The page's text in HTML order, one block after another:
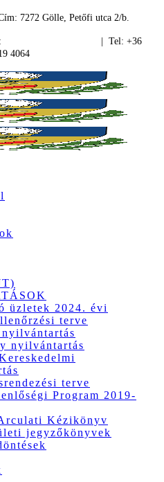
7272 Gölle, Petőfi utca 2/b.
| Tel: +36
4064
üzletek 2024. évi
terve
nyilvántartás
terve
Program 2019-
Kézikönyv
jegyzőkönyvek